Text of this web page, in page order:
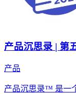
产品沉思录 | 第
产品
产品沉思录™ 是一